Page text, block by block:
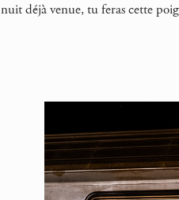
nuit déjà venue, tu feras cette